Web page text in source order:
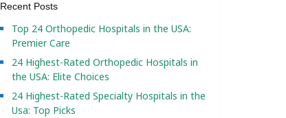
Recent Posts
Top 24 Orthopedic Hospitals in the USA:
Premier Care
24 Highest-Rated Orthopedic Hospitals in
the USA: Elite Choices
24 Highest-Rated Specialty Hospitals in the
Usa: Top Picks